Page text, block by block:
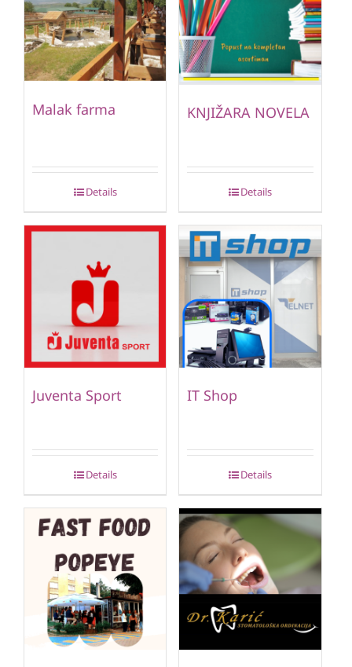
Malak farma
Details
KNJIŽARA NOVELA
Details
Juventa Sport
Details
IT Shop
Details